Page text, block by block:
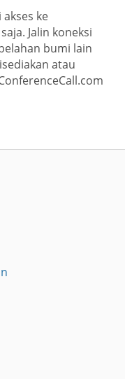
ke
Jalin koneksi
bumi lain
atau